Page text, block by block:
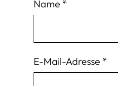
Name *
E-Mail-Adresse *